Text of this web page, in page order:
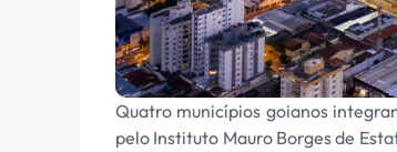
Quatro municípios goianos
pelo Instituto Mauro Borges de